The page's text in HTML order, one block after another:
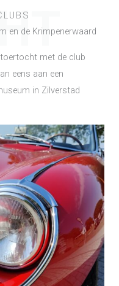
en de Krimpenerwaard
met de club
eens aan een
in Zilverstad